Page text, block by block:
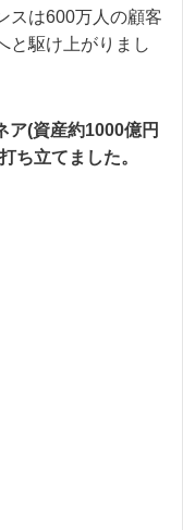
スは600万人の顧客
と駆け上がりまし
ア(資産約1000億円
ち立てました。